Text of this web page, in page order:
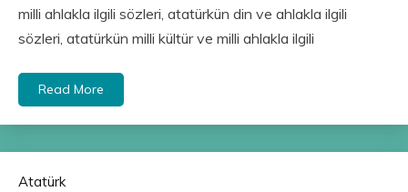
milli ahlakla ilgili sözleri, atatürkün din ve ahlakla ilgili
sözleri, atatürkün milli kültür ve milli ahlakla ilgili
Read More
Atatürk